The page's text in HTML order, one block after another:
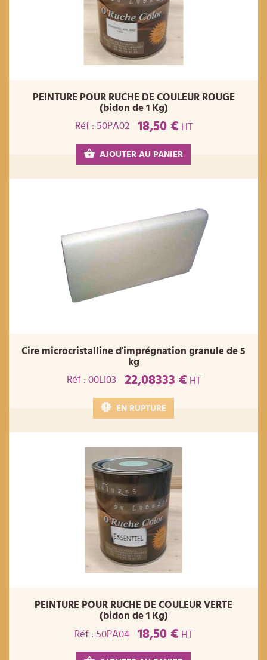
PEINTURE POUR RUCHE DE COULEUR ROUGE
(bidon de 1 Kg)
Réf : 50PA02
18,50 € HT
AJOUTER AU PANIER
Cire microcristalline d'imprégnation granule de 5
kg
Réf : 00LI03
22,08333 € HT
EN RUPTURE
PEINTURE POUR RUCHE DE COULEUR VERTE
(bidon de 1 Kg)
Réf : 50PA04
18,50 € HT